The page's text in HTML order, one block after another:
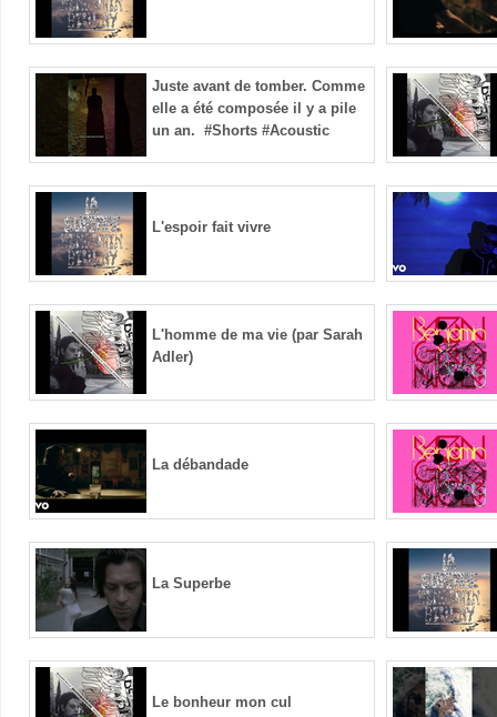
Juste avant de tomber. Comme
elle a été composée il y a pile
un an. ️ #Shorts #Acoustic
L'espoir fait vivre
L'homme de ma vie (par Sarah
Adler)
La débandade
La Superbe
Le bonheur mon cul